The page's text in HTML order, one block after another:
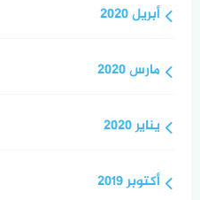
أبريل 2020
مارس 2020
يناير 2020
أكتوبر 2019